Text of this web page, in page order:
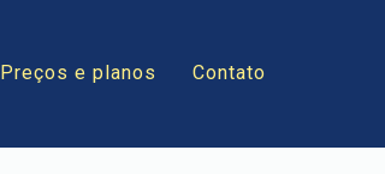
Preços e planos Contato